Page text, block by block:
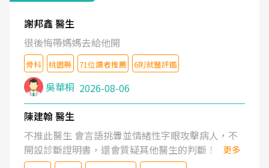
謝邦鑫 醫生
很後悔帶媽媽去給他開
骨科 桃園縣 71位讀者推薦 6則就醫評鑑
吳華桐 2026-08-06
陳建翰 醫生
不推此醫生 會言語挑釁並情緒性字眼攻擊病人，不
開設診斷證明書，還會質疑其他醫生的判斷！
更多